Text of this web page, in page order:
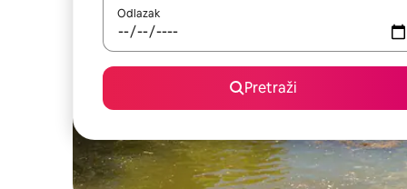
Odlazak
Pretraži